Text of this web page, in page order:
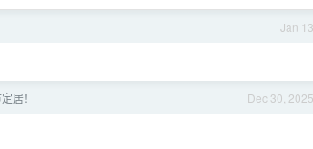
Jan 13
Dec 30, 2025
居！